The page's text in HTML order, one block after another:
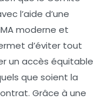
l’aide d’une
moderne et
d’éviter tout
un accès équitable
que soient la
Grâce à une